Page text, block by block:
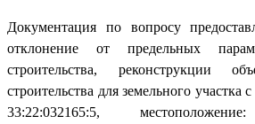
Документация по вопросу
отклонение от предельных
строительства, реконструкции
строительства для земельного участка
33:22:032165:5,